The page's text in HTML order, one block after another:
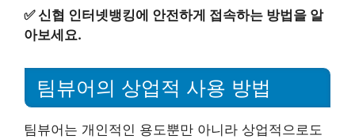
✅신협 인터넷뱅킹에 안전하게 접속하는 방법을 알
아보세요.
팀뷰어의 상업적 사용 방법
팀뷰어는 개인적인 용도뿐만 아니라 상업적으로도